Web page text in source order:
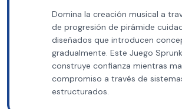
Domina la creación musical a
de progresión de pirámide
diseñados que introducen
gradualmente. Este Juego
construye confianza mientras
compromiso a través de
estructurados.